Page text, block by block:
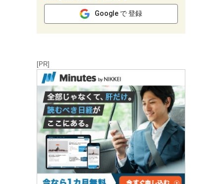
Google で 登録
[PR]